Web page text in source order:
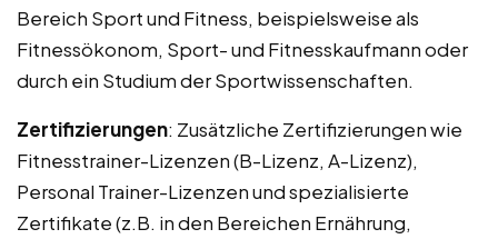
Bereich Sport und Fitness, beispielsweise als
Fitnessökonom, Sport- und Fitnesskaufmann oder
durch ein Studium der Sportwissenschaften.
Zertifizierungen: Zusätzliche Zertifizierungen wie
Fitnesstrainer-Lizenzen (B-Lizenz, A-Lizenz),
Personal Trainer-Lizenzen und spezialisierte
Zertifikate (z.B. in den Bereichen Ernährung,